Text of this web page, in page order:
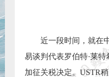
近一段时间，就在
易谈判代表罗伯特·莱
加征关税决定。 USTR